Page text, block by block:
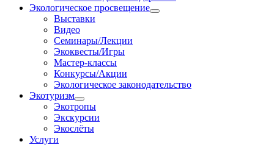
Экологическое просвещение
Выставки
Видео
Семинары/Лекции
Экоквесты/Игры
Мастер-классы
Конкурсы/Акции
Экологическое законодательство
Экотуризм
Экотропы
Экскурсии
Экослёты
Услуги